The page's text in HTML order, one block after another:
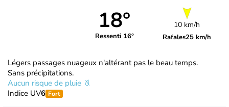
18°
Ressenti 16°
10 km/h
Rafales25 km/h
Légers passages nuageux n'altérant pas le beau temps.
Sans précipitations.
Aucun risque de pluie
Indice UV6 Fort